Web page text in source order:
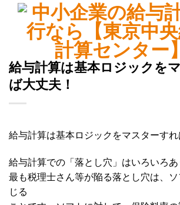
content
給与計算は基本ロジックを
ば大丈夫！
給与計算は基本ロジックをマスターすれ
給与計算での「落とし穴」はいろいろあ
最も税理士さん等が陥る落とし穴は、
じる